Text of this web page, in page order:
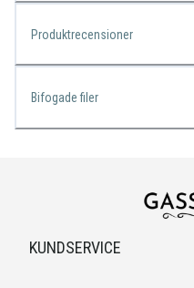
Produktrecensioner
Bifogade filer
KUNDSERVICE